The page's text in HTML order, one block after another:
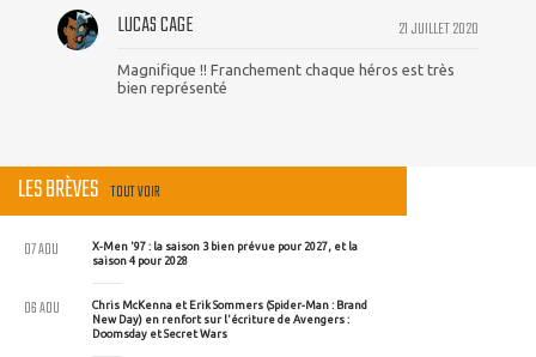
21 JUILLET 2020
LUCAS CAGE
Magnifique !! Franchement chaque héros est très
bien représenté
LES BRÈVES TOUT VOIR
X-Men '97 : la saison 3 bien prévue pour 2027, et la
saison 4 pour 2028
07 AOU
Chris McKenna et Erik Sommers (Spider-Man : Brand
New Day) en renfort sur l'écriture de Avengers :
Doomsday et Secret Wars
06 AOU